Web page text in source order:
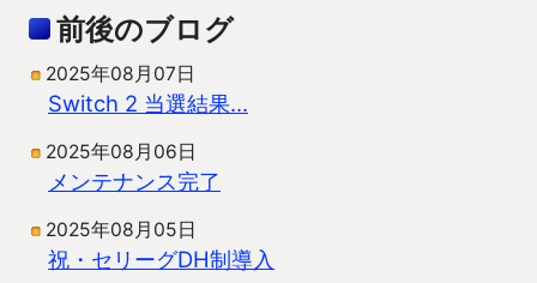
前後のブログ
2025年08月07日
Switch 2 当選結果…
2025年08月06日
メンテナンス完了
2025年08月05日
祝・セリーグDH制導入